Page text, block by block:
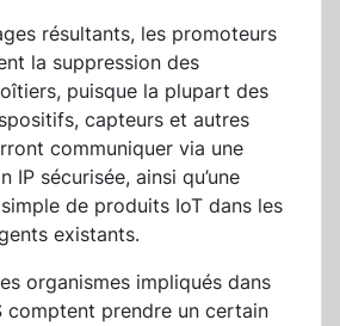
résultants, les promoteurs
la suppression des
puisque la plupart des
capteurs et autres
communiquer via une
IP sécurisée, ainsi qu’une
de produits IoT dans les
existants.
organismes impliqués dans
comptent prendre un certain